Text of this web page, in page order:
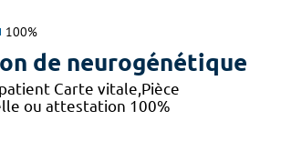
100%
de neurogénétique
Carte vitale,Pièce
ou attestation 100%